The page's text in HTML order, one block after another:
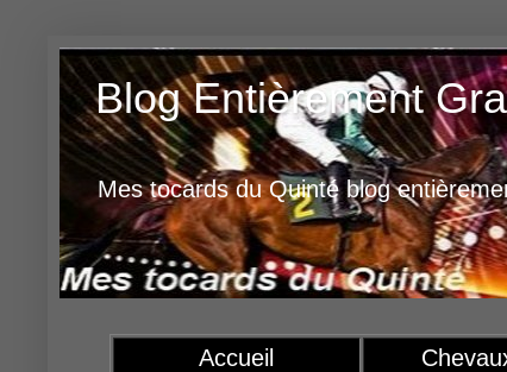
Blog Entièrement
Mes tocards du Quinté blog
Accueil